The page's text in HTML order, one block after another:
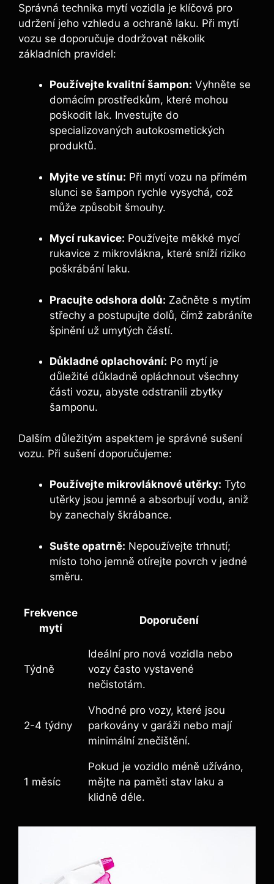
Správná technika mytí vozidla je klíčová pro
udržení jeho vzhledu a ochraně laku. Při mytí
vozu se doporučuje dodržovat několik
základních pravidel:
Používejte kvalitní šampon: Vyhněte se
domácím prostředkům, které mohou
poškodit lak. Investujte do
specializovaných autokosmetických
produktů.
Myjte ve stínu: Při mytí vozu na přímém
slunci se šampon rychle vysychá, což
může způsobit šmouhy.
Mycí rukavice: Používejte měkké mycí
rukavice z mikrovlákna, které sníží riziko
poškrábání laku.
Pracujte odshora dolů: Začněte s mytím
střechy a postupujte dolů, čímž zabráníte
špinění už umytých částí.
Důkladné oplachování: Po mytí je
důležité důkladně opláchnout všechny
části vozu, abyste odstranili zbytky
šamponu.
Dalším důležitým aspektem je správné sušení
vozu. Při sušení doporučujeme:
Používejte mikrovláknové utěrky: Tyto
utěrky jsou jemné a absorbují vodu, aniž
by zanechaly škrábance.
Sušte opatrně: Nepoužívejte trhnutí;
místo toho jemně otírejte povrch v jedné
směru.
Frekvence
mytí
Doporučení
Týdně
Ideální pro nová vozidla nebo
vozy často vystavené
nečistotám.
2-4 týdny
Vhodné pro vozy, které jsou
parkovány v garáži nebo mají
minimální znečištění.
1 měsíc
Pokud je vozidlo méně užíváno,
mějte na paměti stav laku a
klidně déle.